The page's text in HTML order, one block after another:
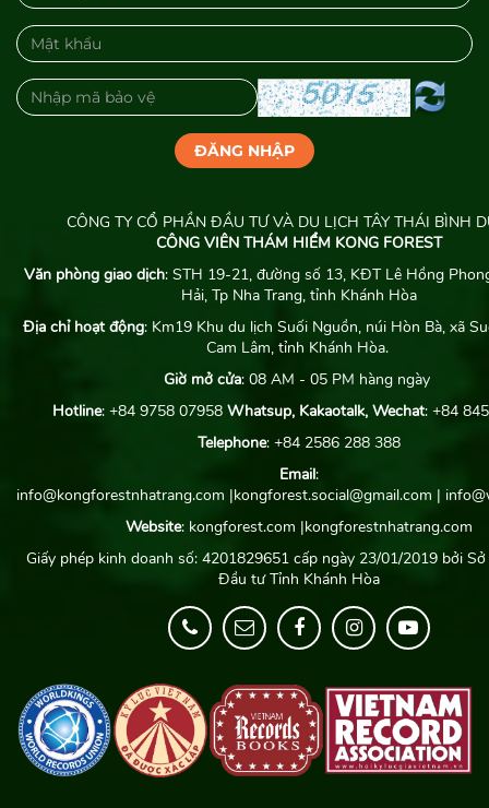
ĐĂNG NHẬP
CÔNG TY CỔ PHẦN ĐẦU TƯ VÀ DU LỊCH TÂY THÁI BÌNH
CÔNG VIÊN THÁM HIỂM KONG FOREST
Văn phòng giao dịch: STH 19-21, đường số 13, KĐT Lê Hồng
Hải, Tp Nha Trang, tỉnh Khánh Hòa
Địa chỉ hoạt động: Km19 Khu du lịch Suối Nguồn, núi Hòn Bà, xã
Cam Lâm, tỉnh Khánh Hòa.
Giờ mở cửa: 08 AM - 05 PM hàng ngày
Hotline: +84 9758 07958 Whatsup, Kakaotalk, Wechat: +84
Telephone: +84 2586 288 388
Email:
info@kongforestnhatrang.com |kongforest.social@gmail.com |
Website: kongforest.com |kongforestnhatrang.com
Giấy phép kinh doanh số: 4201829651 cấp ngày 23/01/2019 bởi Sở
Đầu tư Tỉnh Khánh Hòa